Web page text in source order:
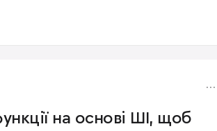
на основі ШІ, щоб